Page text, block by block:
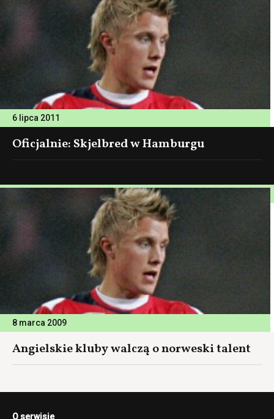
6 lipca 2011
Oficjalnie: Skjelbred w Hamburgu
8 marca 2009
Angielskie kluby walczą o norweski talent
O serwisie